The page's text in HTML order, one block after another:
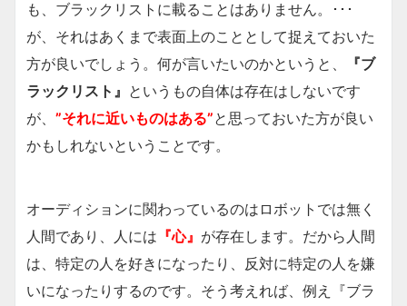
も、ブラックリストに載ることはありません。･･･
が、それはあくまで表面上のこととして捉えておいた
方が良いでしょう。何が言いたいのかというと、
『ブ
ラックリスト』 というもの自体は存在はしないです
が、 ”それに近いものはある”と思っておいた方が良い
かもしれないということです。
オーディションに関わっているのはロボットでは無く
人間であり、人には 『心』 が存在します。だから人間
は、特定の人を好きになったり、反対に特定の人を嫌
いになったりするのです。そう考えれば、例え『ブラ